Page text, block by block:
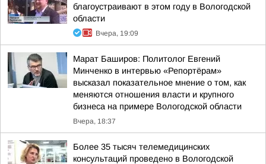
благоустраивают в этом году в Вологодской
области
Вчера, 19:09
Марат Баширов: Политолог Евгений
Минченко в интервью «Репортёрам»
высказал показательное мнение о том, как
меняются отношения власти и крупного
бизнеса на примере Вологодской области
Вчера, 18:37
Более 35 тысяч телемедицинских
консультаций проведено в Вологодской